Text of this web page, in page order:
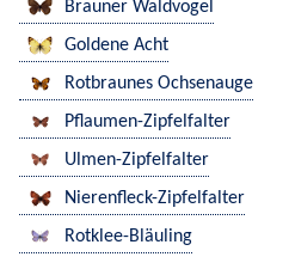
Brauner Waldvogel
Goldene Acht
Rotbraunes Ochsenauge
Pflaumen-Zipfelfalter
Ulmen-Zipfelfalter
Nierenfleck-Zipfelfalter
Rotklee-Bläuling